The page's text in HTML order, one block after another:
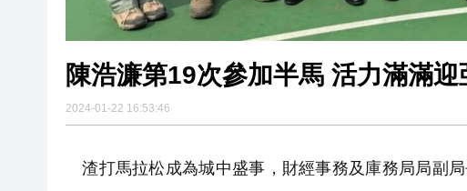
陳浩濂第19次參加半馬 活力滿滿
2024-01-22 16:53:46
渣打馬拉松成為城中盛事，財經事務及庫務局局副